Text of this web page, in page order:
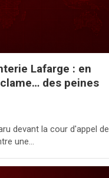
Lafarge : en
des peines
devant la cour d'appel de
une…